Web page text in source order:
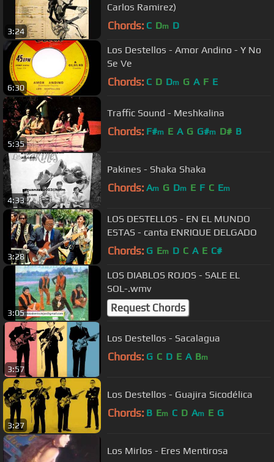
3:24
Carlos Ramirez)
Chords: C Dm D
6:30
Los Destellos - Amor Andino - Y No
Se Ve
Chords: C D Dm G A F E
5:35
Traffic Sound - Meshkalina
Chords: F#m E A G G#m D# B
4:33
Pakines - Shaka Shaka
Chords: Am G Dm E F C Em
3:28
LOS DESTELLOS - EN EL MUNDO
ESTAS - canta ENRIQUE DELGADO
Chords: G Em D C A E C#
3:05
LOS DIABLOS ROJOS - SALE EL
SOL-.wmv
Request Chords
3:57
Los Destellos - Sacalagua
Chords: G C D E A Bm
3:27
Los Destellos - Guajira Sicodélica
Chords: B Em C D Am E G
Los Mirlos - Eres Mentirosa